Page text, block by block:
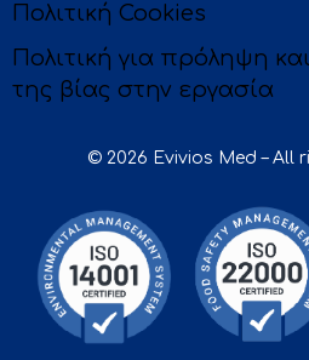
Πολιτική Cookies
Πολιτική για πρόληψη
της βίας στην εργασία
© 2026 Evivios Med – All